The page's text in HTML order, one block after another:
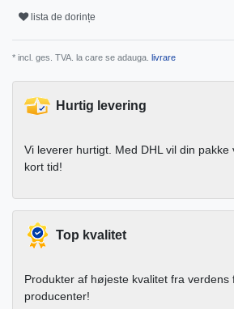
lista de dorințe
* incl. ges. TVA. la care se adauga. livrare
Hurtig levering
Vi leverer hurtigt. Med DHL vil din
kort tid!
Top kvalitet
Produkter af højeste kvalitet fra verdens
producenter!